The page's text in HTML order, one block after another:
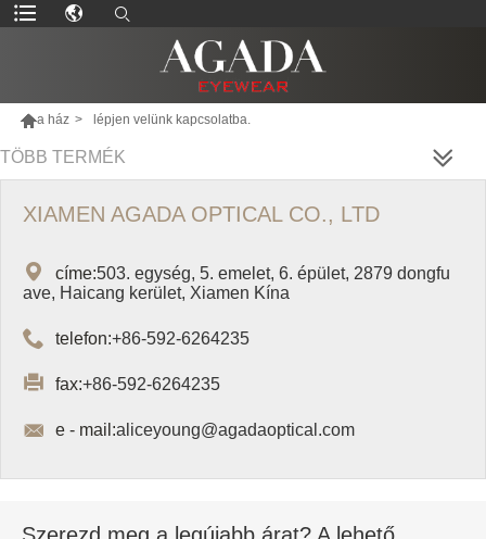
a ház > lépjen velünk kapcsolatba.
TÖBB TERMÉK
XIAMEN AGADA OPTICAL CO., LTD
 címe:503. egység, 5. emelet, 6. épület, 2879 dongfu
ave, Haicang kerület, Xiamen Kína
 telefon:+86-592-6264235
 fax:+86-592-6264235
 e - mail:aliceyoung@agadaoptical.com